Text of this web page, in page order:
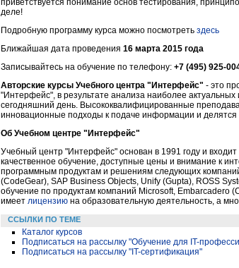
деле!
Подробную программу курса можно посмотреть здесь
Ближайшая дата проведения 16 марта 2015 года
Записывайтесь на обучение по телефону: +7 (495) 925-
Авторские курсы Учебного центра "Интерфейс" - это
"Интерфейс", в результате анализа наиболее
сегодняшний день. Высококвалифицированные
инновационные подходы к подаче информации и
Об Учебном центре "Интерфейс"
Учебный центр "Интерфейс" основан в 1991 году и
качественное обучение, доступные цены и внимание к
программным продуктам и решениям следующих
(CodeGear), SAP Business Objects, Unify (Gupta), ROSS
обучение по продуктам компаний Microsoft, Embarcadero
имеет лицензию на образовательную деятельность, а
ССЫЛКИ ПО ТЕМЕ
Каталог курсов
Подписаться на рассылку "Обучение для IT-
Подписаться на рассылку "IT-сертификация"